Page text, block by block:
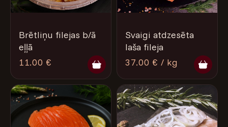
Brētliņu filejas b/ā
eļļā
11.00 €
Svaigi atdzesēta
laša fileja
37.00 € / kg